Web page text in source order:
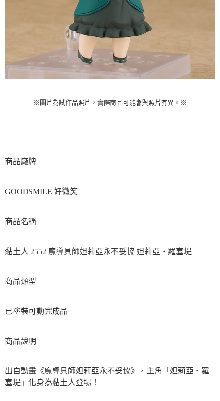
※圖片為試作品照片，實際商品可能會與照片有異。 ※
商品廠牌
GOODSMILE 好微笑
商品名稱
黏土人 2552 魔導具師妲莉亞永不妥協 妲莉亞‧羅塞堤
商品類型
已塗裝可動完成品
商品說明
出自動畫《魔導具師妲莉亞永不妥協》，主角「妲莉亞‧羅
塞堤」化身為黏土人登場！